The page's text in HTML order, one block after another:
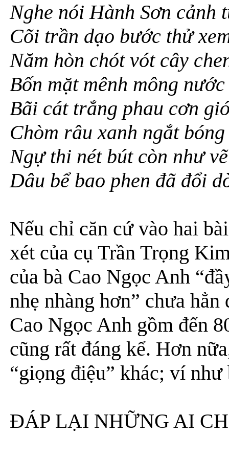
Nghe nói Hành Sơn cảnh
Cõi trần dạo bước thử
Năm hòn chót vót cây
Bốn mặt mênh mông
Bãi cát trắng phau cơn
Chòm râu xanh ngắt
Ngự thi nét bút còn như vẽ
Dâu bể bao phen đã đổi
Nếu chỉ căn cứ vào hai
xét của cụ Trần Trọng
của bà Cao Ngọc Anh
nhẹ nhàng hơn” chưa
Cao Ngọc Anh gồm đến
cũng rất đáng kể. Hơn
“giọng điệu” khác; ví như
ĐÁP LẠI NHỮNG AI